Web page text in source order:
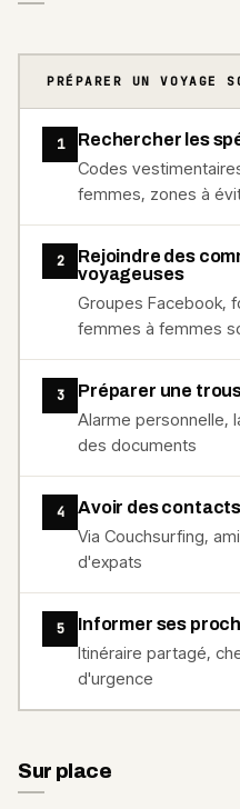
PRÉPARER UN VOYAGE
1 Rechercher les
Codes
femmes, zones à
2
Rejoindre des
voyageuses
Groupes Facebook,
femmes à femmes
3 Préparer une
Alarme personnelle,
des documents
4 Avoir des
Via Couchsurfing,
d'expats
5 Informer ses
Itinéraire partagé,
d'urgence
Sur place